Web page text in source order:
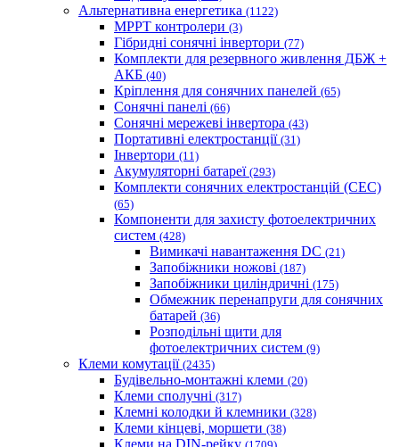
Альтернативна енергетика (1122)
MPPT контролери (3)
Гібридні сонячні інвертори (77)
Комплекти для резервного живлення ДБЖ +
АКБ (40)
Кріплення для сонячних панелей (65)
Сонячні панелі (66)
Сонячні мережеві інвертора (43)
Портативні електростанції (31)
Iнвертори (11)
Акумуляторні батареї (293)
Комплекти сонячних електростанцій (СЕС)
(65)
Компоненти для захисту фотоелектричних
систем (428)
Вимикачі навантаження DC (21)
Запобіжники ножові (187)
Запобіжники циліндричні (175)
Обмежник перенапруги для сонячних
батарей (36)
Розподільні щити для
фотоелектричних систем (9)
Клеми комутації (2435)
Будівельно-монтажні клеми (20)
Клеми сполучні (317)
Клемні колодки й клемники (328)
Клеми кінцеві, моршети (38)